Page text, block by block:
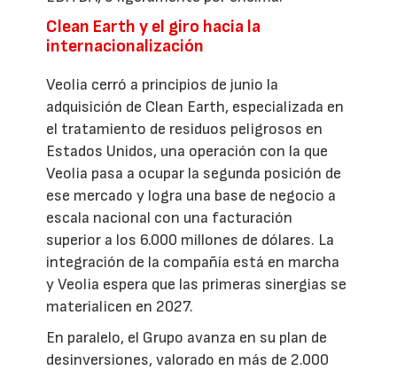
Clean Earth y el giro hacia la
internacionalización
Veolia cerró a principios de junio la
adquisición de Clean Earth, especializada en
el tratamiento de residuos peligrosos en
Estados Unidos, una operación con la que
Veolia pasa a ocupar la segunda posición de
ese mercado y logra una base de negocio a
escala nacional con una facturación
superior a los 6.000 millones de dólares. La
integración de la compañía está en marcha
y Veolia espera que las primeras sinergias se
materialicen en 2027.
En paralelo, el Grupo avanza en su plan de
desinversiones, valorado en más de 2.000